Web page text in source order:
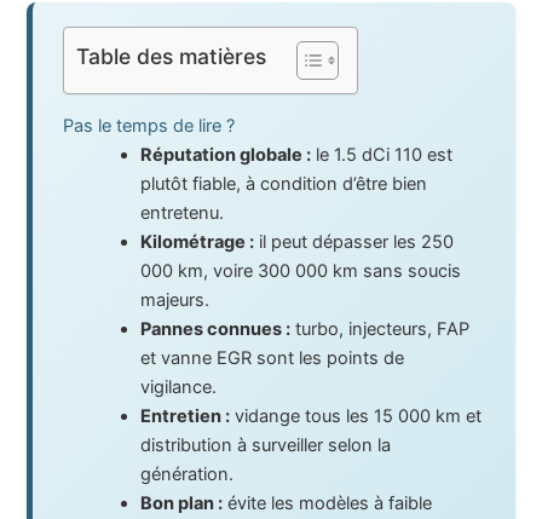
Table des matières
Pas le temps de lire ?
Réputation globale : le 1.5 dCi 110 est
plutôt fiable, à condition d’être bien
entretenu.
Kilométrage : il peut dépasser les 250
000 km, voire 300 000 km sans soucis
majeurs.
Pannes connues : turbo, injecteurs, FAP
et vanne EGR sont les points de
vigilance.
Entretien : vidange tous les 15 000 km et
distribution à surveiller selon la
génération.
Bon plan : évite les modèles à faible